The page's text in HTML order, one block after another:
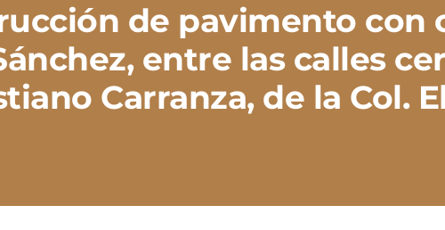
de pavimento con
entre las calles
Carranza, de la Col.